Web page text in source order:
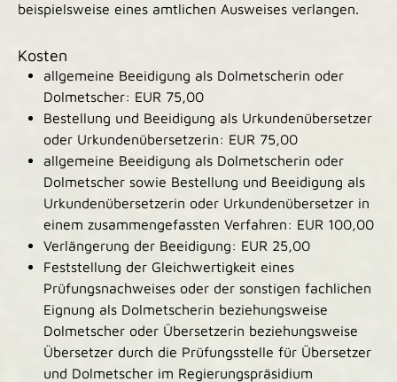
beispielsweise eines amtlichen Ausweises verlangen.
Kosten
allgemeine Beeidigung als Dolmetscherin oder
Dolmetscher: EUR 75,00
Bestellung und Beeidigung als Urkundenübersetzer
oder Urkundenübersetzerin: EUR 75,00
allgemeine Beeidigung als Dolmetscherin oder
Dolmetscher sowie Bestellung und Beeidigung als
Urkundenübersetzerin oder Urkundenübersetzer in
einem zusammengefassten Verfahren: EUR 100,00
Verlängerung der Beeidigung: EUR 25,00
Feststellung der Gleichwertigkeit eines
Prüfungsnachweises oder der sonstigen fachlichen
Eignung als Dolmetscherin beziehungsweise
Dolmetscher oder Übersetzerin beziehungsweise
Übersetzer durch die Prüfungsstelle für Übersetzer
und Dolmetscher im Regierungspräsidium